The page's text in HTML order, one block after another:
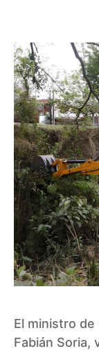
El ministro de
Fabián Soria,